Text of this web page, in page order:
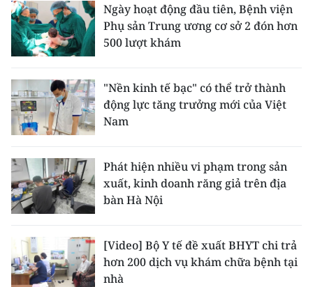
Ngày hoạt động đầu tiên, Bệnh viện
Phụ sản Trung ương cơ sở 2 đón hơn
500 lượt khám
"Nền kinh tế bạc" có thể trở thành
động lực tăng trưởng mới của Việt
Nam
Phát hiện nhiều vi phạm trong sản
xuất, kinh doanh răng giả trên địa
bàn Hà Nội
[Video] Bộ Y tế đề xuất BHYT chi trả
hơn 200 dịch vụ khám chữa bệnh tại
nhà